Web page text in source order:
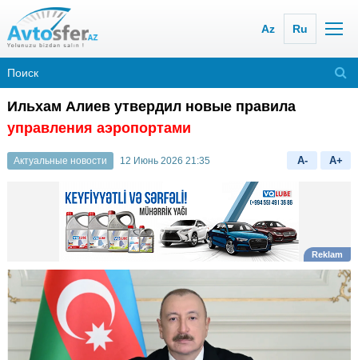
Az Ru
Ильхам Алиев утвердил новые правила
управления аэропортами
Актуальные новости 12 Июнь 2026 21:35 A- A+